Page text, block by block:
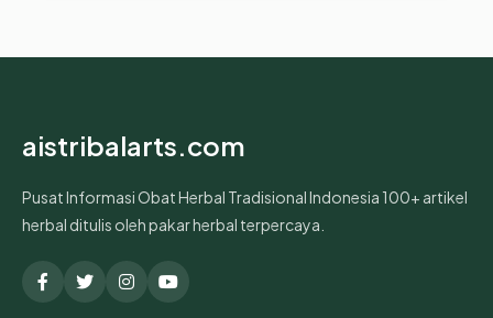
aistribalarts.com
Pusat Informasi Obat Herbal Tradisional Indonesia 100+ artikel
herbal ditulis oleh pakar herbal terpercaya.